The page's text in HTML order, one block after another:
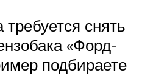
требуется снять
«Форд-
подбираете